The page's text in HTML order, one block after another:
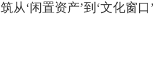
从‘闲置资产’到‘文化窗口